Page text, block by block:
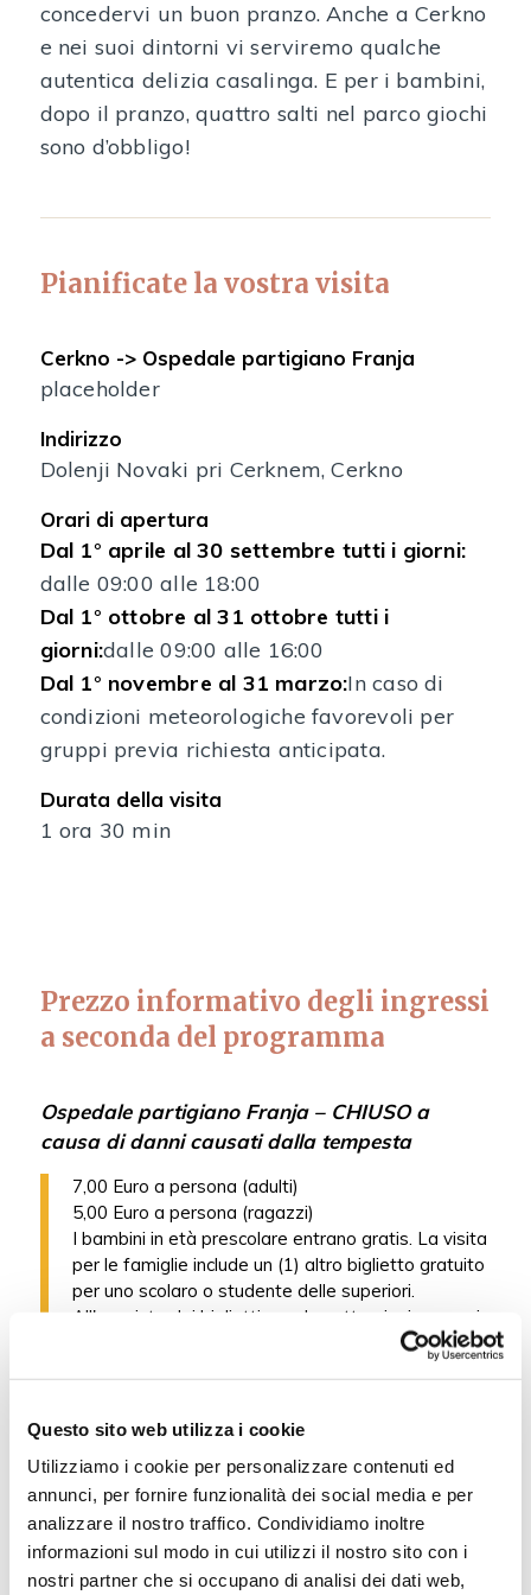
Questo sito web utilizza i cookie
Utilizziamo i cookie per personalizzare contenuti ed
annunci, per fornire funzionalità dei social media e per
analizzare il nostro traffico. Condividiamo inoltre
informazioni sul modo in cui utilizzi il nostro sito con i
nostri partner che si occupano di analisi dei dati web,
concedervi un buon pranzo. Anche a Cerkno
e nei suoi dintorni vi serviremo qualche
autentica delizia casalinga. E per i bambini,
dopo il pranzo, quattro salti nel parco giochi
sono d’obbligo!
Pianificate la vostra visita
Cerkno -> Ospedale partigiano Franja
placeholder
Indirizzo
Dolenji Novaki pri Cerknem, Cerkno
Orari di apertura
Dal 1° aprile al 30 settembre tutti i giorni:
dalle 09:00 alle 18:00
Dal 1° ottobre al 31 ottobre tutti i
giorni:dalle 09:00 alle 16:00
Dal 1° novembre al 31 marzo:In caso di
condizioni meteorologiche favorevoli per
gruppi previa richiesta anticipata.
Durata della visita
1 ora 30 min
Prezzo informativo degli ingressi
a seconda del programma
Ospedale partigiano Franja – CHIUSO a
causa di danni causati dalla tempesta
7,00 Euro a persona (adulti)
5,00 Euro a persona (ragazzi)
I bambini in età prescolare entrano gratis. La visita
per le famiglie include un (1) altro biglietto gratuito
per uno scolaro o studente delle superiori.
All'acquisto dei biglietti per due attrazioni o musei,
il terzo è gratuito. Il listino prezzi è valido dal 1°
Museo di Cerkno
Mostra sui Laufarji di Cerkno
4,00 Euro a persona (adulti)
3,00 Euro a persona (ragazzi)
I bambini in età prescolare entrano gratis. La visita
per le famiglie include un (1) altro biglietto gratuito